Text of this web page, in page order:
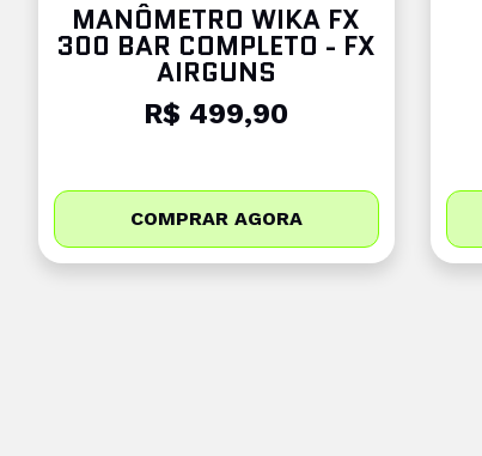
MANÔMETRO WIKA FX
300 BAR COMPLETO - FX
AIRGUNS
R$ 499,90
COMPRAR AGORA